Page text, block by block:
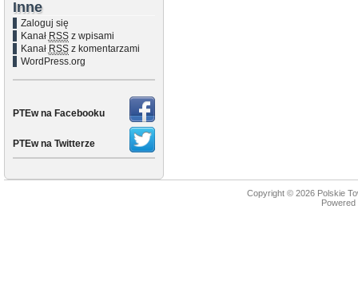
Inne
Zaloguj się
Kanał RSSz wpisami
Kanał RSSz komentarzami
WordPress.org
PTEw na Facebooku
PTEw na Twitterze
Copyright © 2026 Polskie